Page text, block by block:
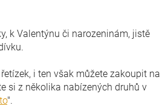
k Valentýnu či narozeninám, jistě
i ten však můžete zakoupit na
si z několika nabízených druhů v
".